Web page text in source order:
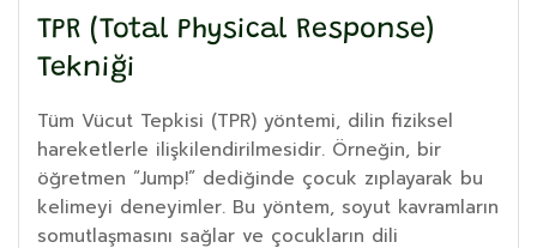
TPR (Total Physical Response)
Tekniği
Tüm Vücut Tepkisi (TPR) yöntemi, dilin fiziksel
hareketlerle ilişkilendirilmesidir. Örneğin, bir
öğretmen “Jump!” dediğinde çocuk zıplayarak bu
kelimeyi deneyimler. Bu yöntem, soyut kavramların
somutlaşmasını sağlar ve çocukların dili